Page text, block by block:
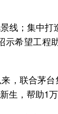
线；集中
希望工
，联合茅
，帮助1